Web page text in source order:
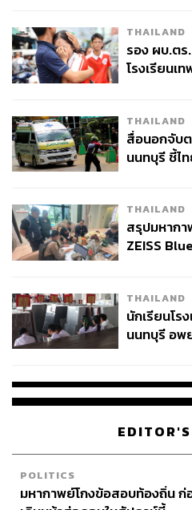
THAILAND
รอง ผบ.ต
โรงเรียนเ
THAILAND
สื่อนอกจับ
นนทบุรี ชี้ไ
THAILAND
สรุปมหาก
ZEISS
จ่ายหนี้-แอ
THAILAND
นักเรียนโร
นนทบุรี อพ
POLITICS
มหากาพย์โกงข้อสอบท้องถิ่น ก่